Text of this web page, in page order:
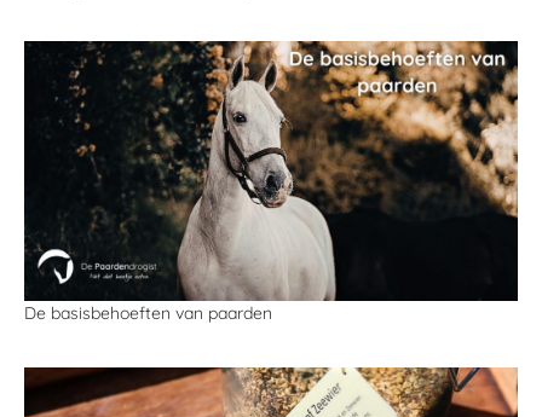
De basisbehoeften van paarden